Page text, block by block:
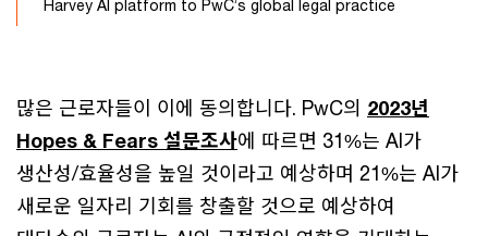
Harvey AI platform to PwC’s global legal practice
많은 근로자들이 이에 동의합니다. PwC의 2023년
Hopes & Fears 설문조사에 따르면 31%는 AI가
생산성/효율성을 높일 것이라고 예상하며 21%는 AI가
새로운 일자리 기회를 창출할 것으로 예상하여